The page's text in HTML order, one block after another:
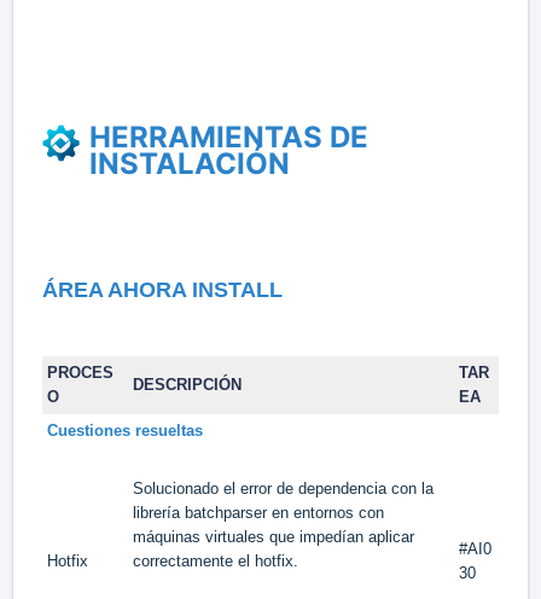
HERRAMIENTAS DE
INSTALACIÓN
ÁREA AHORA INSTALL
PROCES
O
DESCRIPCIÓN
TAR
EA
Cuestiones resueltas
Hotfix
Solucionado el error de dependencia con la
librería batchparser en entornos con
máquinas virtuales que impedían aplicar
correctamente el hotfix.
#AI0
30